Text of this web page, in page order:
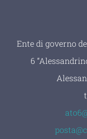
Ente di governo
6